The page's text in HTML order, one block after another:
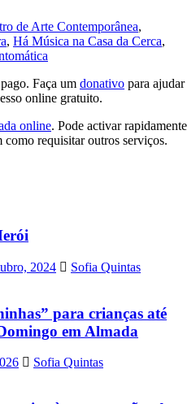
de Arte Contemporânea,
, Há Música na Casa da Cerca,
Faça um donativo para ajudar
online gratuito.
online. Pode activar rapidamente
como requisitar outros serviços.
2024 Sofia Quintas
para crianças até
em Almada
Sofia Quintas